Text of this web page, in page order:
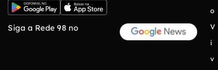
Siga a Rede 98 no
o
V
i
v